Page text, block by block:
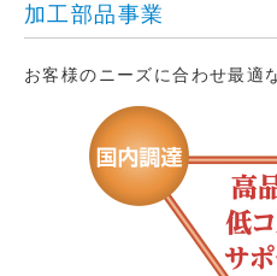
加工部品事業
お客様のニーズに合わせ最適